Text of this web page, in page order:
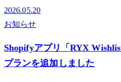
2026.05.20
お知らせ
Shopifyアプリ「RYX
プランを追加しました